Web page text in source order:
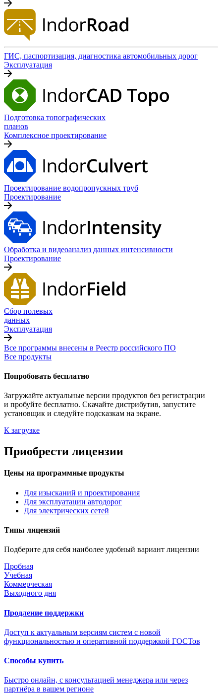
ГИС, паспортизация, диагностика автомобильных дорог
Эксплуатация
Подготовка топографических
планов
Комплексное проектирование
Проектирование водопропускных труб
Проектирование
Обработка и видеоанализ данных интенсивности
Проектирование
Сбор полевых
данных
Эксплуатация
Все программы внесены в Реестр российского ПО
Все продукты
Попробовать бесплатно
Загружайте актуальные версии продуктов без регистрации
и пробуйте бесплатно. Скачайте дистрибутив, запустите
установщик и следуйте подсказкам на экране.
К загрузке
Приобрести лицензии
Цены на программные продукты
Для изысканий и проектирования
Для эксплуатации автодорог
Для электрических сетей
Типы лицензий
Подберите для себя наиболее удобный вариант лицензии
Пробная
Учебная
Коммерческая
Выходного дня
Продление поддержки
Доступ к актуальным версиям систем с новой
функциональностью и оперативной поддержкой ГОСТов
Способы купить
Быстро онлайн, с консультацией менеджера или через
партнёра в вашем регионе